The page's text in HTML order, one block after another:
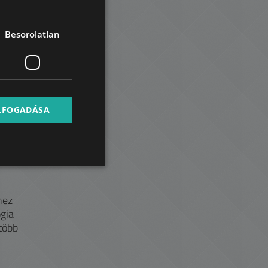
FRENCH
Besorolatlan